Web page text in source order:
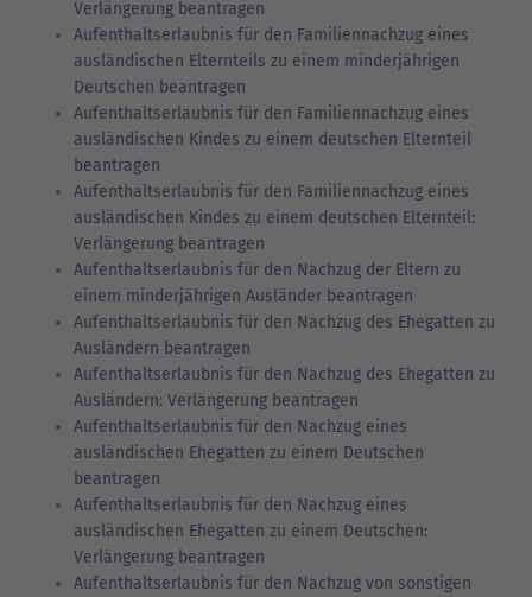
Verlängerung beantragen
Aufenthaltserlaubnis für den Familiennachzug eines
ausländischen Elternteils zu einem minderjährigen
Deutschen beantragen
Aufenthaltserlaubnis für den Familiennachzug eines
ausländischen Kindes zu einem deutschen Elternteil
beantragen
Aufenthaltserlaubnis für den Familiennachzug eines
ausländischen Kindes zu einem deutschen Elternteil:
Verlängerung beantragen
Aufenthaltserlaubnis für den Nachzug der Eltern zu
einem minderjährigen Ausländer beantragen
Aufenthaltserlaubnis für den Nachzug des Ehegatten zu
Ausländern beantragen
Aufenthaltserlaubnis für den Nachzug des Ehegatten zu
Ausländern: Verlängerung beantragen
Aufenthaltserlaubnis für den Nachzug eines
ausländischen Ehegatten zu einem Deutschen
beantragen
Aufenthaltserlaubnis für den Nachzug eines
ausländischen Ehegatten zu einem Deutschen:
Verlängerung beantragen
Aufenthaltserlaubnis für den Nachzug von sonstigen